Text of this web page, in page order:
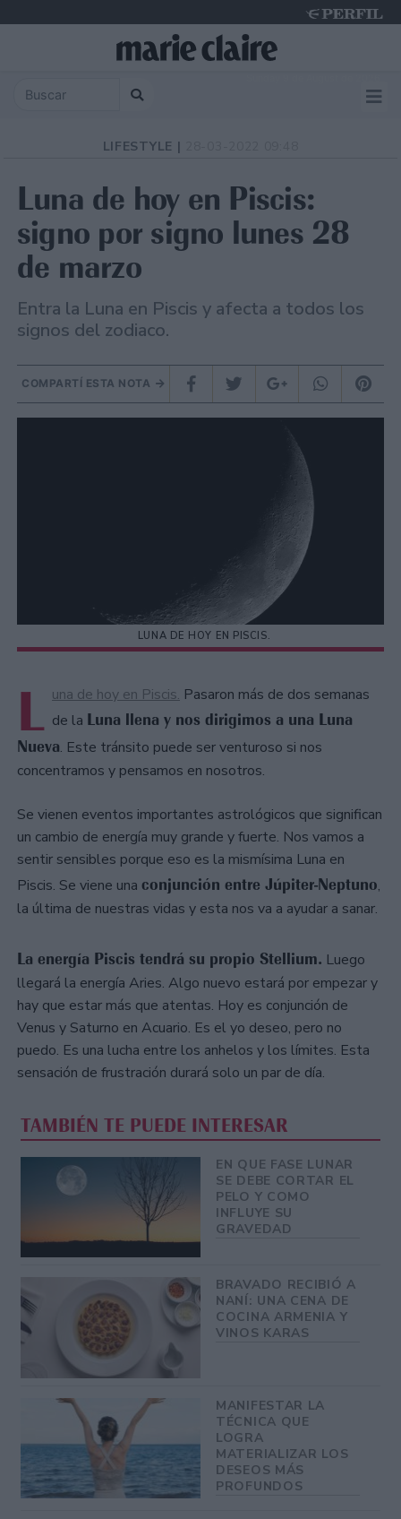
LIFESTYLE |
Luna de hoy en Piscis:
signo por signo lunes 28
de marzo
Entra la Luna en Piscis y afecta a todos los
signos del zodiaco.
COMPARTÍ ESTA NOTA
LUNA DE HOY EN PISCIS.
L una de hoy en Piscis. Pasaron más de dos semanas
de la Luna llena y nos dirigimos a una Luna
Nueva. Este tránsito puede ser venturoso si nos
concentramos y pensamos en nosotros.
Se vienen eventos importantes astrológicos que significan
un cambio de energía muy grande y fuerte. Nos vamos a
sentir sensibles porque eso es la mismísima Luna en
Piscis. Se viene una conjunción entre Júpiter-Neptuno,
la última de nuestras vidas y esta nos va a ayudar a sanar.
La energía Piscis tendrá su propio Stellium. Luego
llegará la energía Aries. Algo nuevo estará por empezar y
hay que estar más que atentas. Hoy es conjunción de
Venus y Saturno en Acuario. Es el yo deseo, pero no
puedo. Es una lucha entre los anhelos y los límites. Esta
sensación de frustración durará solo un par de día.
TAMBIÉN TE PUEDE INTERESAR
EN QUE FASE LUNAR
SE DEBE CORTAR EL
PELO Y COMO
INFLUYE SU
GRAVEDAD
BRAVADO RECIBIÓ A
NANÍ: UNA CENA DE
COCINA ARMENIA Y
VINOS KARAS
MANIFESTAR LA
TÉCNICA QUE
LOGRA
MATERIALIZAR LOS
DESEOS MÁS
PROFUNDOS